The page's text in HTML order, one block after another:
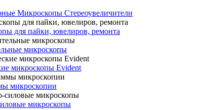
Микроскопы Стереоувеличители
для пайки, ювелиров, ремонта
микроскопы
микроскопы Evident
микроскопии
микроскопы